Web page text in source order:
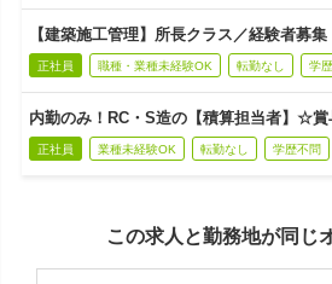
【建築施工管理】所長クラス／経験者募集
正社員 職種・業種未経験OK 転勤なし 学
内勤のみ！RC・S造の【積算担当者】☆
正社員 業種未経験OK 転勤なし 学歴不問
この求人と勤務地が同じ